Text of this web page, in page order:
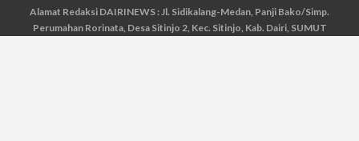
Alamat Redaksi DAIRINEWS : Jl. Sidikalang-Medan, Panji Bako/Simp.
Perumahan Rorinata, Desa Sitinjo 2, Kec. Sitinjo, Kab. Dairi, SUMUT